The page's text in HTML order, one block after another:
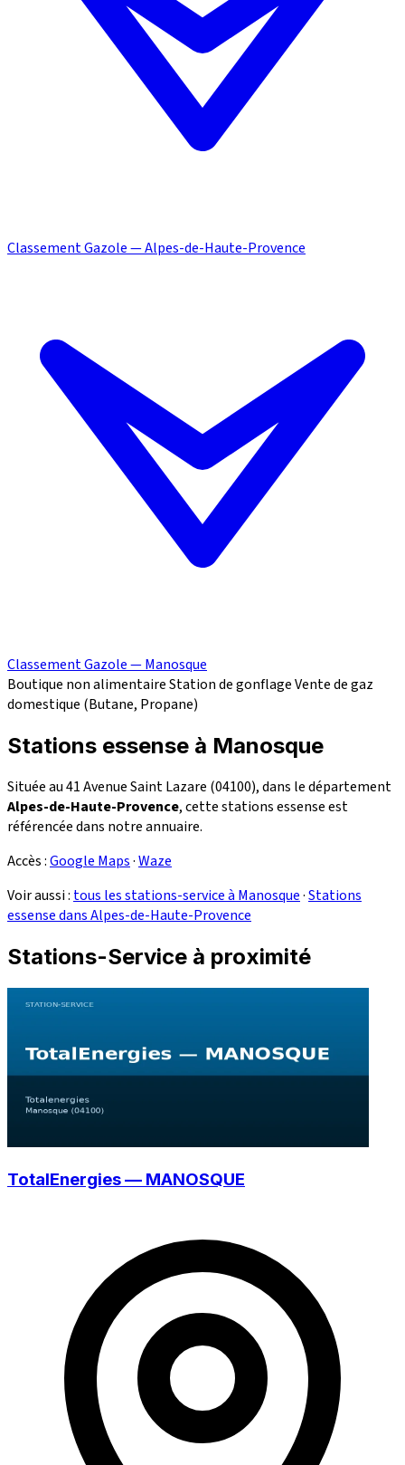
Classement Gazole — Alpes-de-Haute-Provence
Classement Gazole — Manosque
Boutique non alimentaireStation de gonflageVente de gaz
domestique (Butane, Propane)
Stations essense à Manosque
Située au 41 Avenue Saint Lazare (04100), dans le département
Alpes-de-Haute-Provence, cette stations essense est
référencée dans notre annuaire.
Accès :Google Maps·Waze
Voir aussi : tous les stations-service à Manosque·Stations
essense dans Alpes-de-Haute-Provence
Stations-Service à proximité
TotalEnergies — MANOSQUE